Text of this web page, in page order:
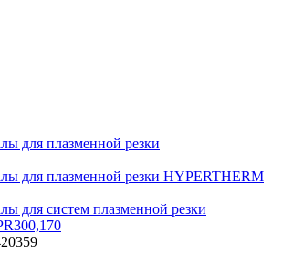
для плазменной резки
для плазменной резки HYPERTHERM
для систем плазменной резки